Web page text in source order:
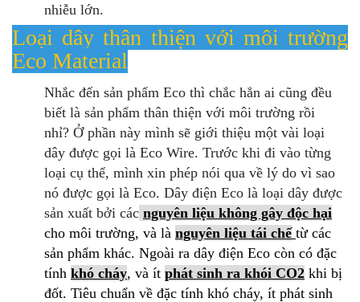
nhiễu lớn.
Loại dây thân thiện với môi trường
Eco Material
Nhắc đến sản phẩm Eco thì chắc hẳn ai cũng đều
biết là sản phẩm thân thiện với môi trường rồi
nhỉ? Ở phần này mình sẽ giới thiệu một vài loại
dây được gọi là Eco Wire. Trước khi đi vào từng
loại cụ thể, mình xin phép nói qua về lý do vì sao
nó được gọi là Eco. Dây điện Eco là loại dây được
sản xuất bởi các nguyên liệu không gây độc hại
cho môi trường, và là nguyên liệu tái chế từ các
sản phẩm khác. Ngoài ra dây điện Eco còn có đặc
tính khó cháy, và ít phát sinh ra khói CO2 khi bị
đốt. Tiêu chuẩn về đặc tính khó cháy, ít phát sinh